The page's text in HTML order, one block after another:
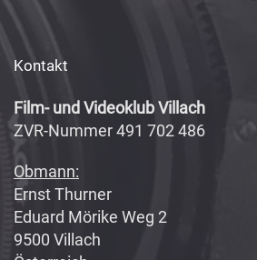
Kontakt
Film- und Videoklub Villach
ZVR-Nummer 491 702 486
Obmann:
Ernst Thurner
Eduard Mörike Weg 2
9500 Villach